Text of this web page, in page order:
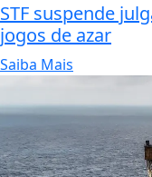
STF suspende
jogos de azar
Saiba Mais